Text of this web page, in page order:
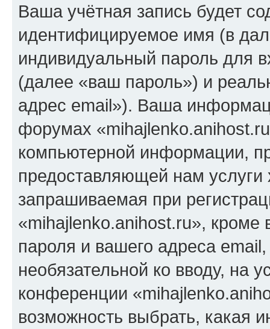
Ваша учётная запись будет
идентифицируемое имя (в
индивидуальный пароль для
(далее «ваш пароль») и
адрес email»). Ваша
форумах
компьютерной информации,
предоставляющей нам
запрашиваемая при
«mihajlenko.anihost.ru», кроме
пароля и вашего адреса
необязательной ко вводу, на
конференции
возможность выбрать, какая